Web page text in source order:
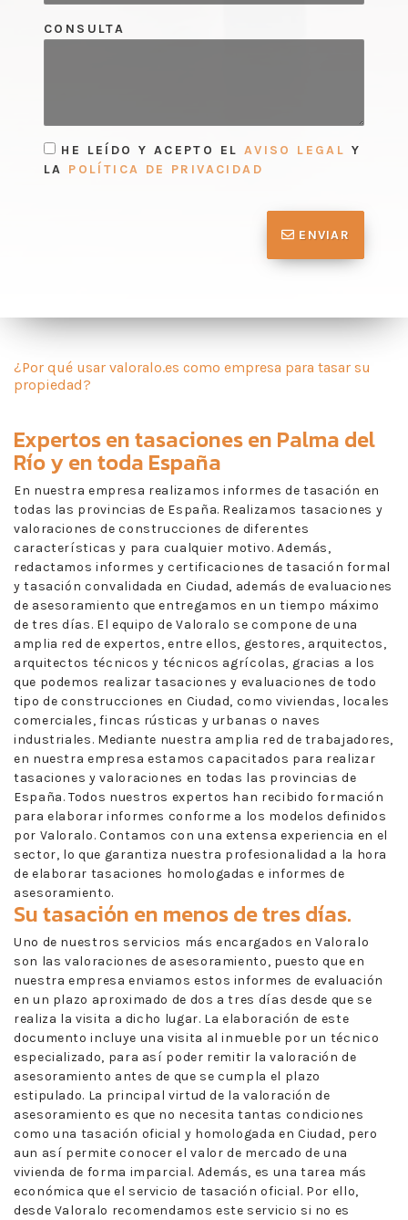
CONSULTA
HE LEÍDO Y ACEPTO EL AVISO LEGAL Y
LA POLÍTICA DE PRIVACIDAD
ENVIAR
¿Por qué usar valoralo.es como empresa para tasar su
propiedad?
Expertos entasaciones en Palma del
Ríoy en toda España
En nuestra empresa realizamos informes de tasación en
todas las provincias de España. Realizamos tasaciones y
valoraciones de construcciones de diferentes
características y para cualquier motivo. Además,
redactamos informes y certificaciones de tasación formal
y tasación convalidada en Ciudad, además de evaluaciones
de asesoramiento que entregamos en un tiempo máximo
de tres días. El equipo de Valoralo se compone de una
amplia red de expertos, entre ellos, gestores, arquitectos,
arquitectos técnicos y técnicos agrícolas, gracias a los
que podemos realizar tasaciones y evaluaciones de todo
tipo de construcciones en Ciudad, como viviendas, locales
comerciales, fincas rústicas y urbanas o naves
industriales. Mediante nuestra amplia red de trabajadores,
en nuestra empresa estamos capacitados para realizar
tasaciones y valoraciones en todas las provincias de
España. Todos nuestros expertos han recibido formación
para elaborar informes conforme a los modelos definidos
por Valoralo. Contamos con una extensa experiencia en el
sector, lo que garantiza nuestra profesionalidad a la hora
de elaborar tasaciones homologadas e informes de
asesoramiento.
Su tasación en menos de tres días.
Uno de nuestros servicios más encargados en Valoralo
son las valoraciones de asesoramiento, puesto que en
nuestra empresa enviamos estos informes de evaluación
en un plazo aproximado de dos a tres días desde que se
realiza la visita a dicho lugar. La elaboración de este
documento incluye una visita al inmueble por un técnico
especializado, para así poder remitir la valoración de
asesoramiento antes de que se cumpla el plazo
estipulado. La principal virtud de la valoración de
asesoramiento es que no necesita tantas condiciones
como una tasación oficial y homologada en Ciudad, pero
aun así permite conocer el valor de mercado de una
vivienda de forma imparcial. Además, es una tarea más
económica que el servicio de tasación oficial. Por ello,
desde Valoralo recomendamos este servicio si no es